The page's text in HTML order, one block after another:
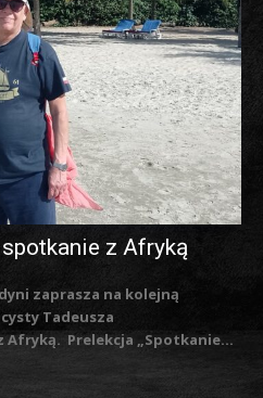
z Afryką
zaprasza na kolejną
Tadeusza
Zarzyckiego pt. Spotkanie z Afryką. Prelekcja „Spotkanie...